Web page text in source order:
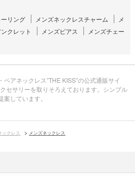
リング メンズネックレスチャーム
メ
クレット メンズピアス
メンズチェー
ペアネックレス”THE KISS”の公式通販サイ
セサリーを取りそろえております。シンプル
しています。
ックレス メンズネックレス